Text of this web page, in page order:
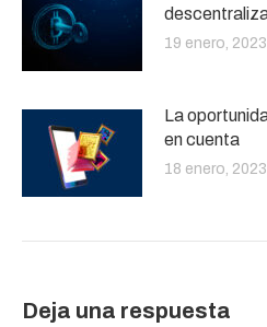
19 enero, 2023
La
en cuenta
18 enero, 2023
Deja una respuesta